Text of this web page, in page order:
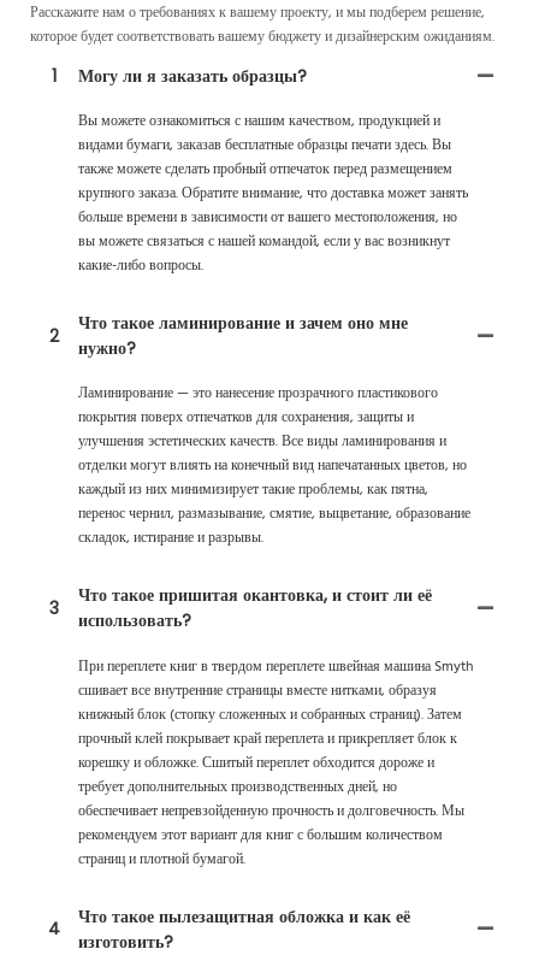
Расскажите нам о требованиях к вашему проекту, и мы подберем решение,
которое будет соответствовать вашему бюджету и дизайнерским ожиданиям.
1
Могу ли я заказать образцы?
Вы можете ознакомиться с нашим качеством, продукцией и
видами бумаги, заказав бесплатные образцы печати здесь. Вы
также можете сделать пробный отпечаток перед размещением
крупного заказа. Обратите внимание, что доставка может занять
больше времени в зависимости от вашего местоположения, но
вы можете связаться с нашей командой, если у вас возникнут
какие-либо вопросы.
2
Что такое ламинирование и зачем оно мне
нужно?
Ламинирование — это нанесение прозрачного пластикового
покрытия поверх отпечатков для сохранения, защиты и
улучшения эстетических качеств. Все виды ламинирования и
отделки могут влиять на конечный вид напечатанных цветов, но
каждый из них минимизирует такие проблемы, как пятна,
перенос чернил, размазывание, смятие, выцветание, образование
складок, истирание и разрывы.
3
Что такое пришитая окантовка, и стоит ли её
использовать?
При переплете книг в твердом переплете швейная машина Smyth
сшивает все внутренние страницы вместе нитками, образуя
книжный блок (стопку сложенных и собранных страниц). Затем
прочный клей покрывает край переплета и прикрепляет блок к
корешку и обложке. Сшитый переплет обходится дороже и
требует дополнительных производственных дней, но
обеспечивает непревзойденную прочность и долговечность. Мы
рекомендуем этот вариант для книг с большим количеством
страниц и плотной бумагой.
4
Что такое пылезащитная обложка и как её
изготовить?